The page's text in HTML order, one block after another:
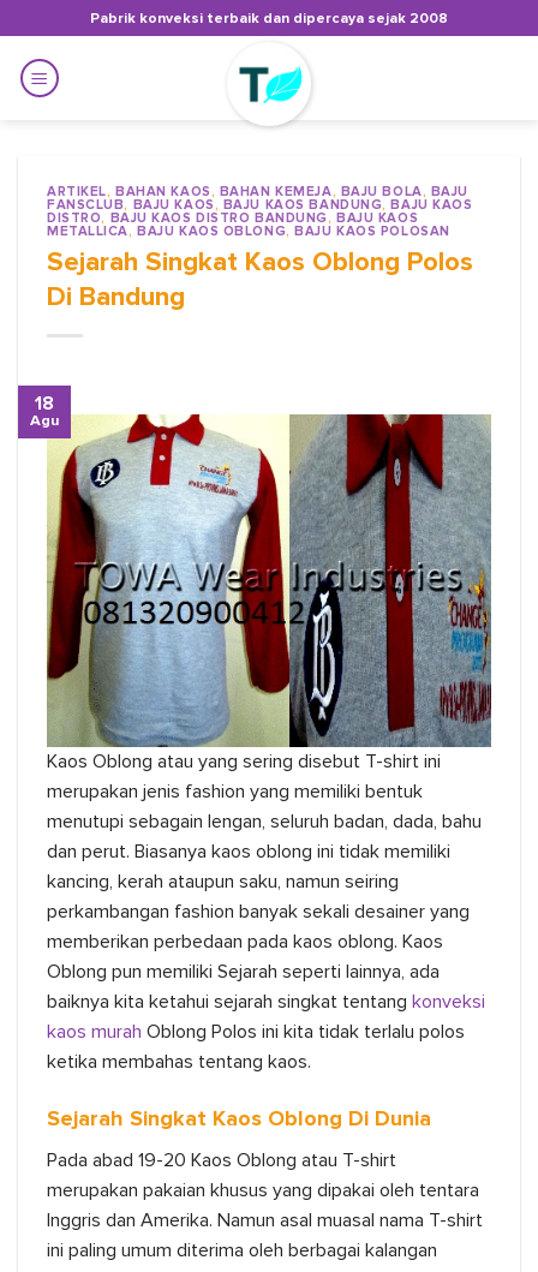
to
content
Pabrik konveksi terbaik dan dipercaya sejak 2008
ARTIKEL,BAHAN KAOS, BAHAN KEMEJA, BAJU BOLA, BAJU
FANSCLUB, BAJU KAOS, BAJU KAOS BANDUNG,BAJU KAOS
DISTRO, BAJU KAOS DISTRO BANDUNG,BAJU KAOS
METALLICA,BAJU KAOS OBLONG,BAJU KAOS POLOSAN
Sejarah Singkat Kaos Oblong Polos
Di Bandung
18
Agu
Kaos Oblong atau yang sering disebut T-shirt ini
merupakan jenis fashion yang memiliki bentuk
menutupi sebagain lengan, seluruh badan, dada, bahu
dan perut. Biasanya kaos oblong ini tidak memiliki
kancing, kerah ataupun saku, namun seiring
perkambangan fashion banyak sekali desainer yang
memberikan perbedaan pada kaos oblong. Kaos
Oblong pun memiliki Sejarah seperti lainnya, ada
baiknya kita ketahui sejarah singkat tentang konveksi
kaos murah Oblong Polos ini kita tidak terlalu polos
ketika membahas tentang kaos.
Sejarah Singkat Kaos Oblong Di Dunia
Pada abad 19-20 Kaos Oblong atau T-shirt
merupakan pakaian khusus yang dipakai oleh tentara
Inggris dan Amerika. Namun asal muasal nama T-shirt
ini paling umum diterima oleh berbagai kalangan